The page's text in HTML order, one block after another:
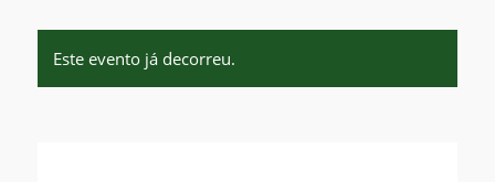
Este evento já decorreu.